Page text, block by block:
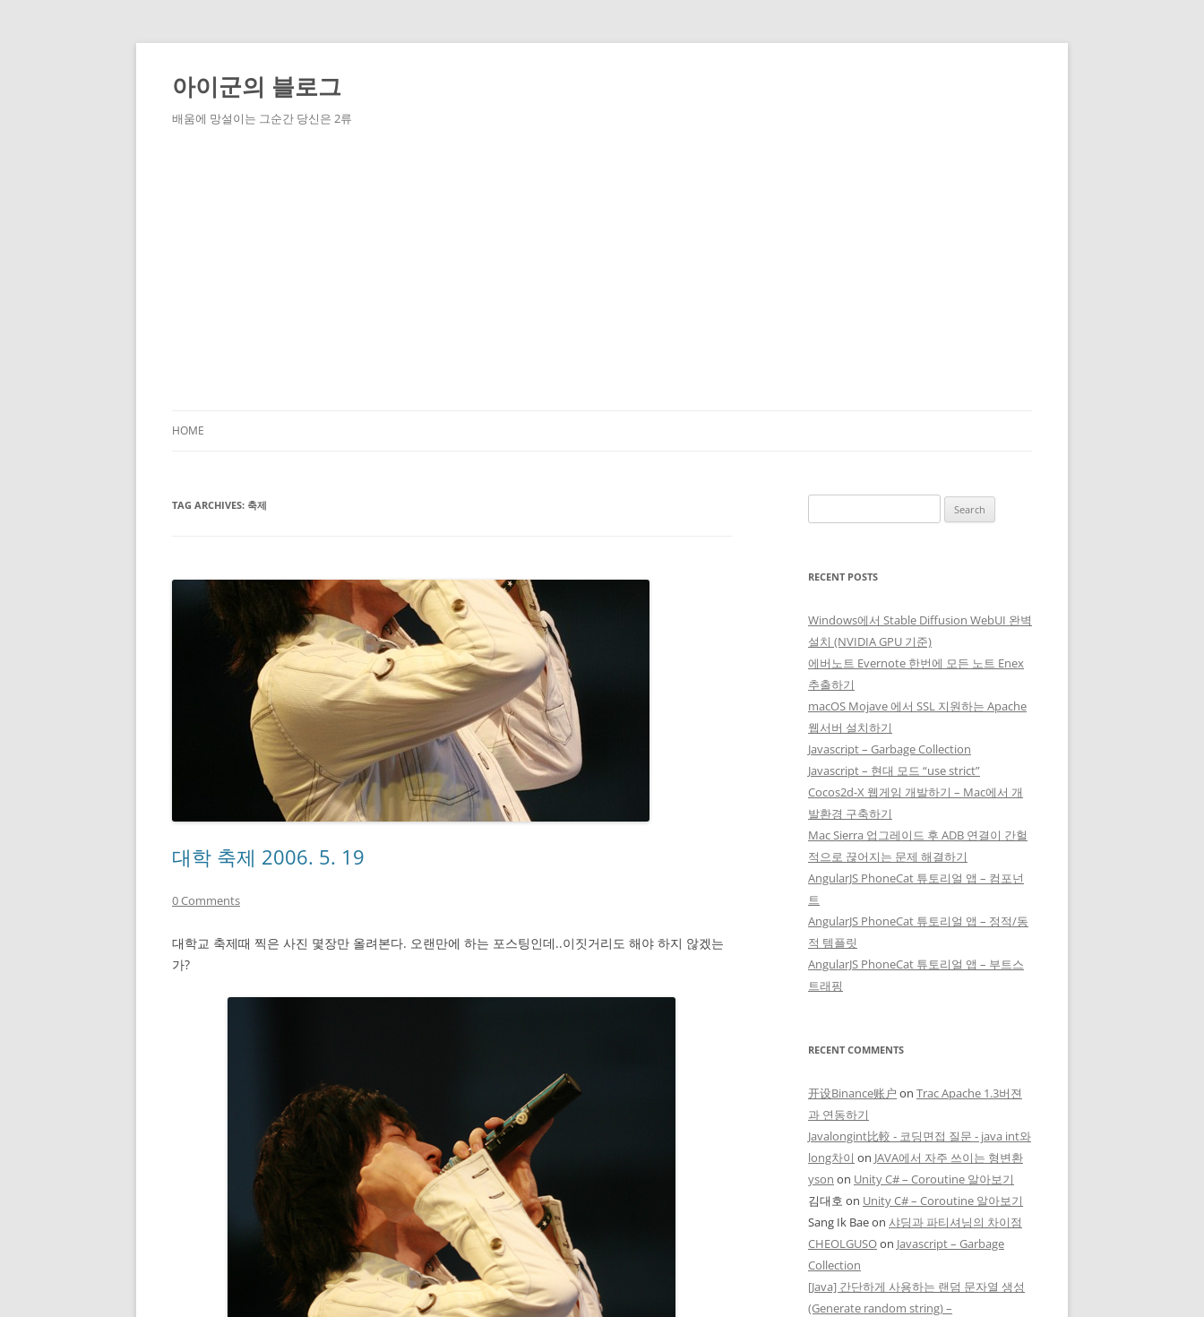
Skip
content
아이군의 블로그
배움에 망설이는 그순간 당신은 2류
HOME
TAG ARCHIVES: 축제
대학 축제 2006. 5. 19
0 Comments
대학교 축제때 찍은 사진 몇장만 올려본다. 오랜만에 하는 포스팅인데..이짓거리도 해야 하지 않겠는
가?
for:
RECENT POSTS
Windows에서 Stable Diffusion WebUI 완벽
설치 (NVIDIA GPU 기준)
에버노트 Evernote 한번에 모든 노트 Enex
추출하기
macOS Mojave 에서 SSL 지원하는 Apache
웹서버 설치하기
Javascript – Garbage Collection
Javascript – 현대 모드 “use strict”
Cocos2d-X 웹게임 개발하기 – Mac에서 개
발환경 구축하기
Mac Sierra 업그레이드 후 ADB 연결이 간헐
적으로 끊어지는 문제 해결하기
AngularJS PhoneCat 튜토리얼 앱 – 컴포넌
트
AngularJS PhoneCat 튜토리얼 앱 – 정적/동
적 템플릿
AngularJS PhoneCat 튜토리얼 앱 – 부트스
트래핑
RECENT COMMENTS
开设Binance账户 on Trac Apache 1.3버젼
과 연동하기
Javalongint比較 - 코딩면접 질문 - java int와
long차이 on JAVA에서 자주 쓰이는 형변환
yson on Unity C# – Coroutine 알아보기
김대호 on Unity C# – Coroutine 알아보기
Sang Ik Baeon 샤딩과 파티셔닝의 차이점
CHEOLGUSOon Javascript – Garbage
Collection
[Java] 간단하게 사용하는 랜덤 문자열 생성
(Generate random string) –